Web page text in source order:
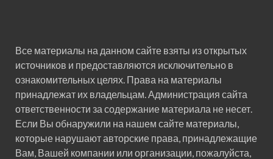
Все материалы на данном сайте взяты из открытых
источников и предоставляются исключительно в
ознакомительных целях. Права на материалы
принадлежат их владельцам. Администрация сайта
ответственности за содержание материала не несет.
Если Вы обнаружили на нашем сайте материалы,
которые нарушают авторские права, принадлежащие
Вам, Вашей компании или организации, пожалуйста,